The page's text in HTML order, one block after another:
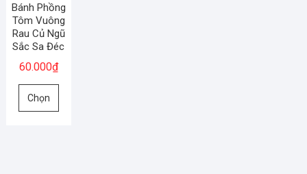
Bánh Phồng
Tôm Vuông
Rau Củ Ngũ
Sắc Sa Đéc
60.000₫
Chọn
Sản